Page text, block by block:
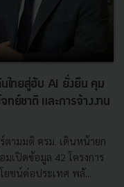
ทยสู่ฮับ AI ยั่งยืน คุม
ย์ชาติ และการจ้างงาน
ตามมติ ครม. เดินหน้ายก
เปิดข้อมูล 42 โครงการ
ยชน์ต่อประเทศ พลั...